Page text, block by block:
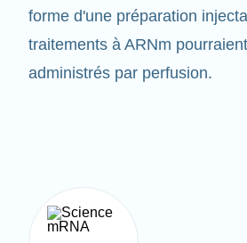
traitements à ARNm
administrés par perfusion.